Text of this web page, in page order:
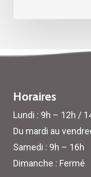
Horaires
Lundi : 9h – 12h /
Du mardi au
Samedi : 9h – 16h
Dimanche : Fermé